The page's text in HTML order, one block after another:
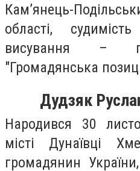
Кам’янець-
області,
висування –
"Громадянська
Дудзяк
Народився 30
місті Дунаївці
громадянин